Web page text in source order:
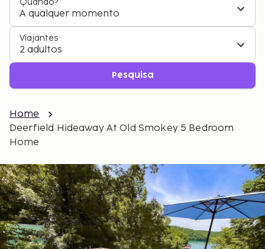
Quando?
A qualquer momento
Viajantes
2 adultos
Pesquisa
Home
Deerfield Hideaway At Old Smokey 5 Bedroom
Home